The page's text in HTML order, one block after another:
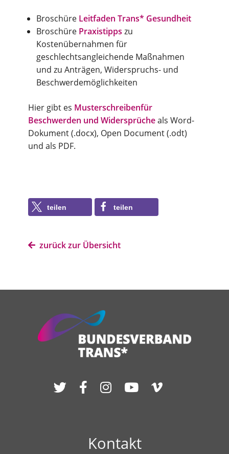
Broschüre Leitfaden Trans* Gesundheit
Broschüre Praxistipps zu
Kostenübernahmen für
geschlechtsangleichende Maßnahmen
und zu Anträgen, Widerspruchs- und
Beschwerdemöglichkeiten
Hier gibt es Musterschreibenfür
Beschwerden und Widersprücheals Word-
Dokument (.docx), Open Document (.odt)
und als PDF.
teilen teilen
zurück zur Übersicht
Kontakt